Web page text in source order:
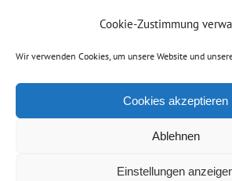
Cookie-Zustimmung
Wir verwenden Cookies, um unsere Website und
Cookies akzeptieren
Ablehnen
Einstellungen
2026 | Handelsgärtnerei